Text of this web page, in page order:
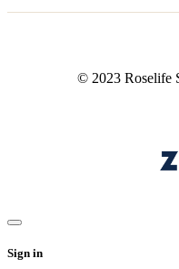
© 2023 Roselife
Sign in